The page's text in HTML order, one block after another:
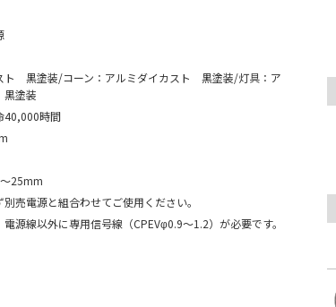
ト 黒塗装/コーン：アルミダイカスト 黒塗装/灯具：ア
塗装
40,000時間
25mm
売電源と組合わせてご使用ください。
源線以外に専用信号線（CPEVφ0.9～1.2）が必要です。